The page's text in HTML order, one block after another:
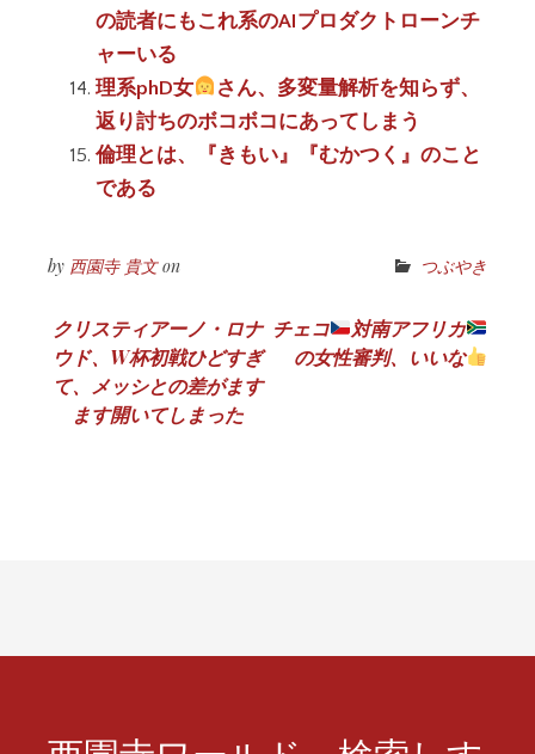
の読者にもこれ系のAIプロダクトローンチ
ャーいる
理系phD女
さん、多変量解析を知らず、
返り討ちのボコボコにあってしまう
倫理とは、『きもい』『むかつく』のこと
である
by 西園寺 貴文on つぶやき
投
稿
ナ
クリスティアーノ・ロナ
ウド、W杯初戦ひどすぎ
て、メッシとの差がます
ます開いてしまった
チェコ
対南アフリカ
の女性審判、いいな